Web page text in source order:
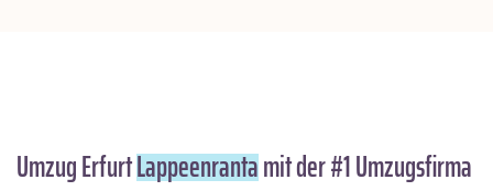
Umzug ErfurtLappeenrantamit der #1 Umzugsfirma